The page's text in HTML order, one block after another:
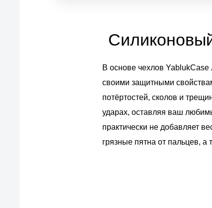
В основе чехлов
своими защитными
потёртостей, сколов и
ударах, оставляя ваш
практически не добавляет
грязные пятна от пальцев, а